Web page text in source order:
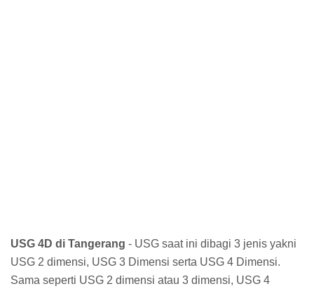
USG 4D di Tangerang - USG saat ini dibagi 3 jenis yakni
USG 2 dimensi, USG 3 Dimensi serta USG 4 Dimensi.
Sama seperti USG 2 dimensi atau 3 dimensi, USG 4